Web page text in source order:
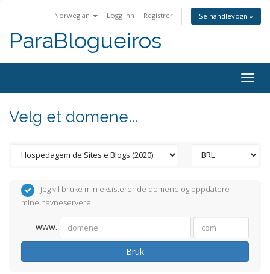
Norwegian Logg inn Registrer Se handlevogn »
ParaBlogueiros
Velg et domene...
Jeg vil bruke min eksisterende domene og oppdatere
mine navneservere
www.
Bruk